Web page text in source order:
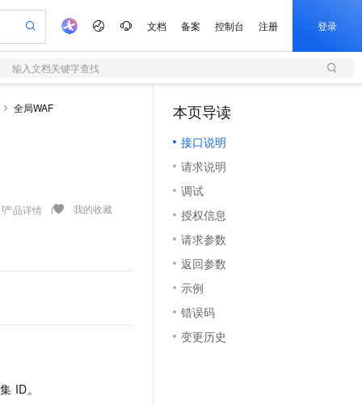
文档 备案 控制台 注册 登录
输入文档关键字查找
全局WAF
产品详情 我的收藏
ID。
本页导读
接口说明
请求说明
调试
授权信息
请求参数
返回参数
示例
错误码
变更历史
平台百炼
频生成 语音识别与合成
Qwen3-TTS-Flash
轻量应用服务器
数字证书管理服务（原SSL证书）
实现全站HTTPS，呈现可信的WEB访问
短信服务
大数据开发治理平台 DataWorks
V4-Pro
一句话生成原生可编辑精美 PPT 文稿
输入一句话想法, 轻松生成专业的 PPT
一键部署幻兽帕鲁游戏服务器
一键购买专属联机服务器，轻松开启游戏
漫剧工坊：一站式动画创作平台
快速生产连贯的高质量长漫剧
10 分钟搭建微信、支付宝小程序
高效部署网站，快速应用到小程序
激活高效办公新体验
AI 活动
AI 生产力先锋
先锋实践拓展 AI 生产力的边界
飞天发布时刻
所见，即是所愿
AI 实训营
从基础到进阶，Agent 创客手把手教你
创新加速
覆盖90%+业务场景，专享组合折扣价
阿里云 OPC 创新助力计划
Token 补贴，五大权
益加速 OPC 成功
专业服务
公司注册
上云迁移
代维服务
计划 服务伙伴合作计划
Al MaaS 服务伙伴赋能合作
伙伴信用分合作计划
更多支持
合作伙伴培训与认证
查询合作伙伴
登录合作伙伴管理后台
开发者社区
镜像站
我要反馈
我要建议
我要投诉
加入我们
校园招聘